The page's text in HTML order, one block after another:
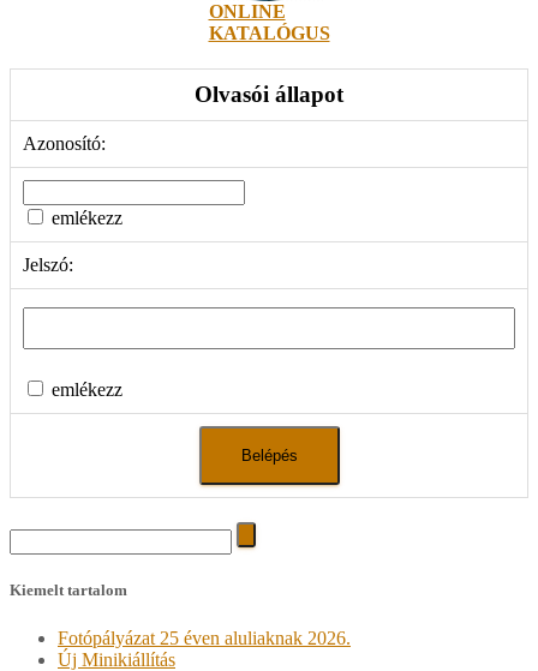
ONLINE
KATALÓGUS
Olvasói állapot
Azonosító:
emlékezz
Jelszó:
emlékezz
Search
for:
Kiemelt tartalom
Fotópályázat 25 éven aluliaknak 2026.
Új Minikiállítás